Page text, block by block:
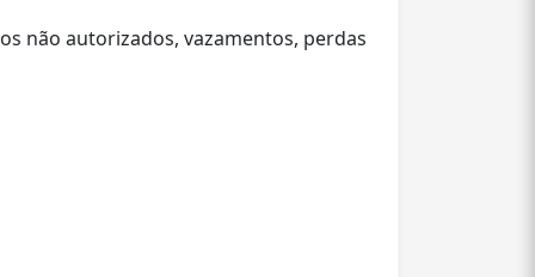
não autorizados, vazamentos, perdas